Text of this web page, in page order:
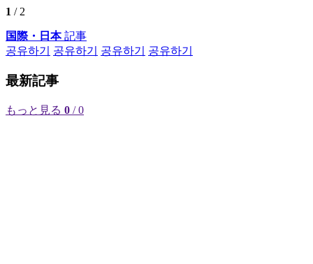
1 / 2
国際・日本記事
공유하기
공유하기 공유하기 공유하기
最新記事
もっと見る 0 / 0